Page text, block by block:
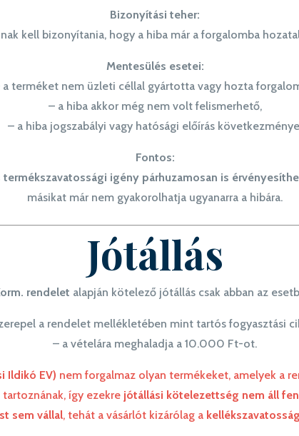
Bizonyítási teher:
kell bizonyítania, hogy a hiba már a forgalomba
Mentesülés esetei:
a terméket nem üzleti céllal gyártotta vagy hozta
– a hiba akkor még nem volt felismerhető,
– a hiba jogszabályi vagy hatósági előírás
Fontos:
termékszavatossági igény párhuzamosan is
másikat már nem gyakorolhatja ugyanarra a hibára.
Jótállás
rendelet alapján kötelező jótállás csak abban az
a rendelet mellékletében mint tartós fogyasztási
– a vételára meghaladja a 10.000 Ft-ot.
Ildikó EV) nem forgalmaz olyan termékeket, amelyek a
tartoznának, így ezekre jótállási kötelezettség nem áll
sem vállal, tehát a vásárlót kizárólag a